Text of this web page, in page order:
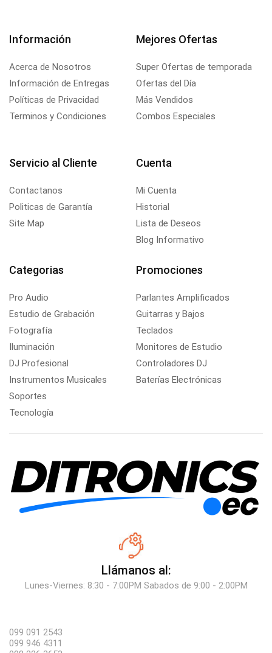
Información
Acerca de Nosotros
Información de Entregas
Políticas de Privacidad
Terminos y Condiciones
Mejores Ofertas
Super Ofertas de temporada
Ofertas del Día
Más Vendidos
Combos Especiales
Servicio al Cliente
Contactanos
Politicas de Garantía
Site Map
Cuenta
Mi Cuenta
Historial
Lista de Deseos
Blog Informativo
Categorias
Pro Audio
Estudio de Grabación
Fotografía
Iluminación
DJ Profesional
Instrumentos Musicales
Soportes
Tecnología
Promociones
Parlantes Amplificados
Guitarras y Bajos
Teclados
Monitores de Estudio
Controladores DJ
Baterías Electrónicas
Llámanos al:
Lunes-Viernes: 8:30 - 7:00PM Sabados de 9:00 - 2:00PM
099 091 2543
099 946 4311